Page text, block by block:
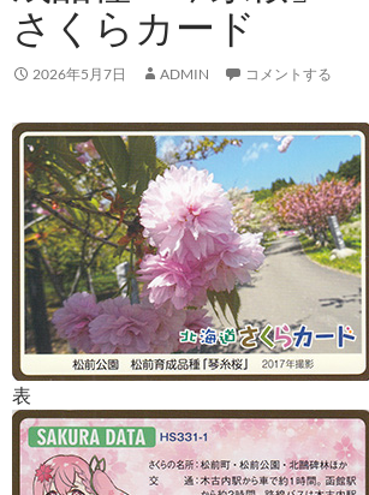
プさくらカード
2026年5月7日 ADMIN コメントする
表